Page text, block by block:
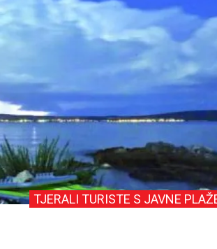
TJERALI TURISTE S JAVNE